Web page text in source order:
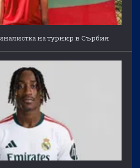
на турнир в Сърбия